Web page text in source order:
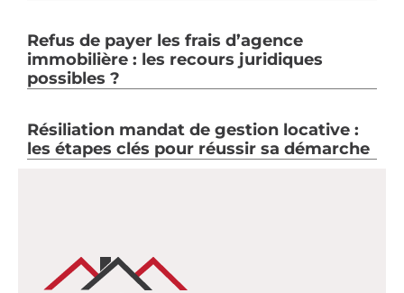
Refus de payer les frais d’agence
immobilière : les recours juridiques
possibles ?
Résiliation mandat de gestion locative :
les étapes clés pour réussir sa démarche